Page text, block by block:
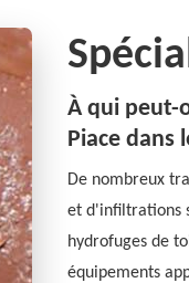
À qui peut-
Piace dans
De nombreux
et d'infiltrations
hydrofuges de
équipements